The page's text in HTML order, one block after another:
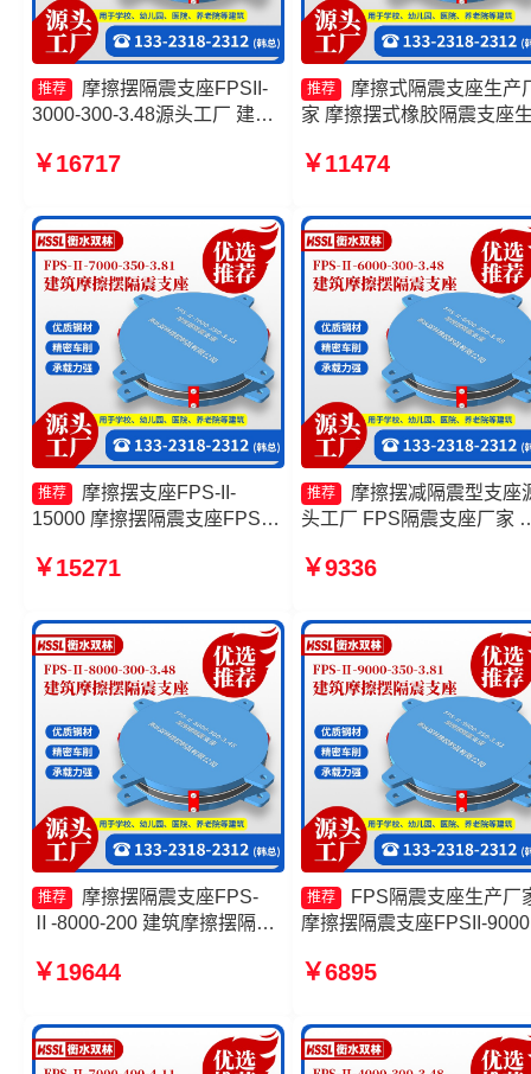
推荐
摩擦摆隔震支座FPSII-
3000-300-3.48源头工厂 建筑
摩擦摆隔震支座 摩擦摆隔震支
工厂
￥16717
推荐
摩擦式隔震支座生产
家 摩擦摆式橡胶隔震支座
头工厂 摩擦摆隔震支座
￥11474
推荐
摩擦摆支座FPS-II-
15000 摩擦摆隔震支座FPSII-
座FPSII-10000-350-3.81厂家
400-3.81价格
￥15271
推荐
摩擦摆减隔震型支座
头工厂 FPS隔震支座厂家
家 摩擦摆隔震支座FPSII-
￥9336
推荐
摩擦摆隔震支座FPS-
Ⅱ-8000-200 建筑摩擦摆隔隔
支座FPSII-10000-400-4.11 摩
350-3.81
￥19644
推荐
FPS隔震支座生产厂
摩擦摆隔震支座FPSII-
支座厂家 摩擦摆隔震支座
￥6895